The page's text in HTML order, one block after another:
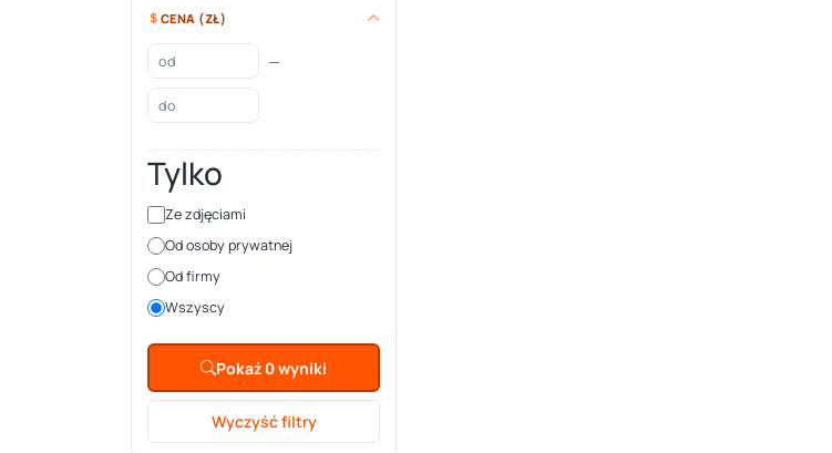
CENA (ZŁ)
—
Tylko
Ze zdjęciami
Od osoby prywatnej
Od firmy
Wszyscy
Pokaż 0 wyniki
Wyczyść filtry